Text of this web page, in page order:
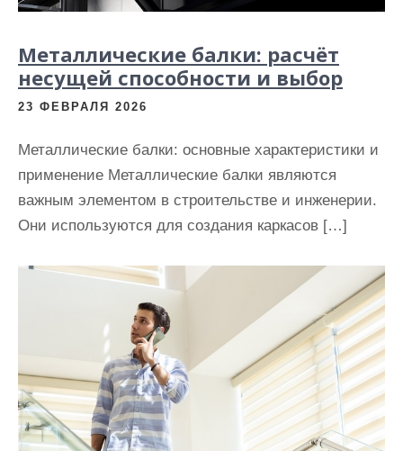
Металлические балки: расчёт
несущей способности и выбор
23 ФЕВРАЛЯ 2026
Металлические балки: основные характеристики и
применение Металлические балки являются
важным элементом в строительстве и инженерии.
Они используются для создания каркасов […]